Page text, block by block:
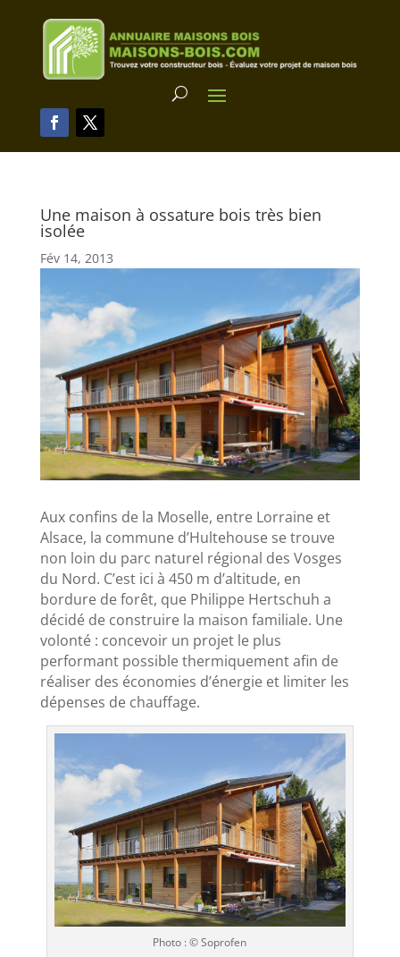
Une maison à ossature bois très bien
isolée
Fév 14, 2013
Aux confins de la Moselle, entre Lorraine et
Alsace, la commune d’Hultehouse se trouve
non loin du parc naturel régional des Vosges
du Nord. C’est ici à 450 m d’altitude, en
bordure de forêt, que Philippe Hertschuh a
décidé de construire la maison familiale. Une
volonté : concevoir un projet le plus
performant possible thermiquement afin de
réaliser des économies d’énergie et limiter les
dépenses de chauffage.
Photo : © Soprofen